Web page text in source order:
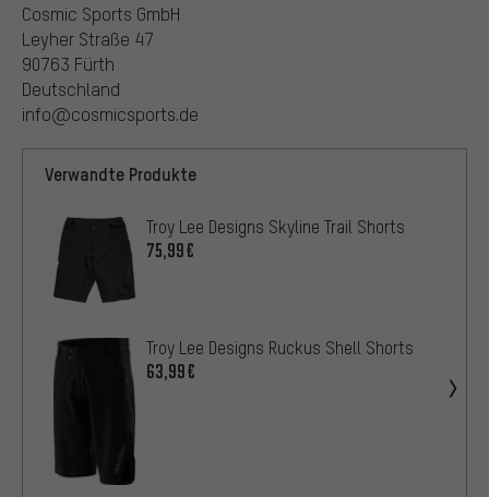
Cosmic Sports GmbH
Leyher Straße 47
90763 Fürth
Deutschland
info@cosmicsports.de
Verwandte Produkte
Troy Lee Designs Skyline Trail Shorts
75,99€
Troy Lee Designs Ruckus Shell Shorts
63,99€